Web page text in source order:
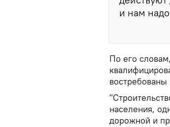
и нам
По его
населения,
дорожной и